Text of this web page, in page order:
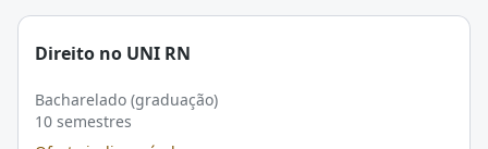
Direito no UNI RN
Bacharelado (graduação)
10 semestres